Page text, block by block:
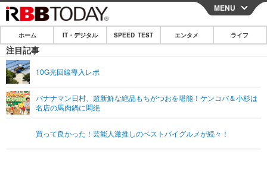
CLOSE
ホーム
IT・デジタル
ネタ
ショッピング その他
SPEED TEST
エンタメ
エンタメTOP 映画・ドラマ
MENU
ホーム IT・デジタル SPEED TEST エンタメ ライフ
注目記事
10G光回線導入レポ
バナナマン日村、超新鮮な絶品もちがつおを堪能！ケンコバ＆小杉は
名店の馬肉鍋に悶絶
買って良かった！芸能人激推しのベストバイグルメが続々！